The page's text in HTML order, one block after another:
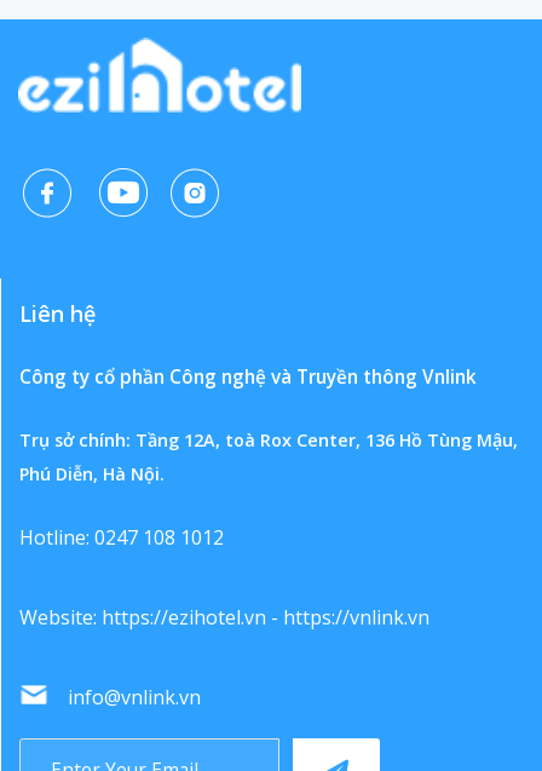
Liên hệ
Công ty cổ phần Công nghệ và Truyền thông Vnlink
Trụ sở chính: Tầng 12A, toà Rox Center, 136 Hồ Tùng Mậu,
Phú Diễn, Hà Nội.
Hotline: 0247 108 1012
Website: https://ezihotel.vn - https://vnlink.vn
info@vnlink.vn